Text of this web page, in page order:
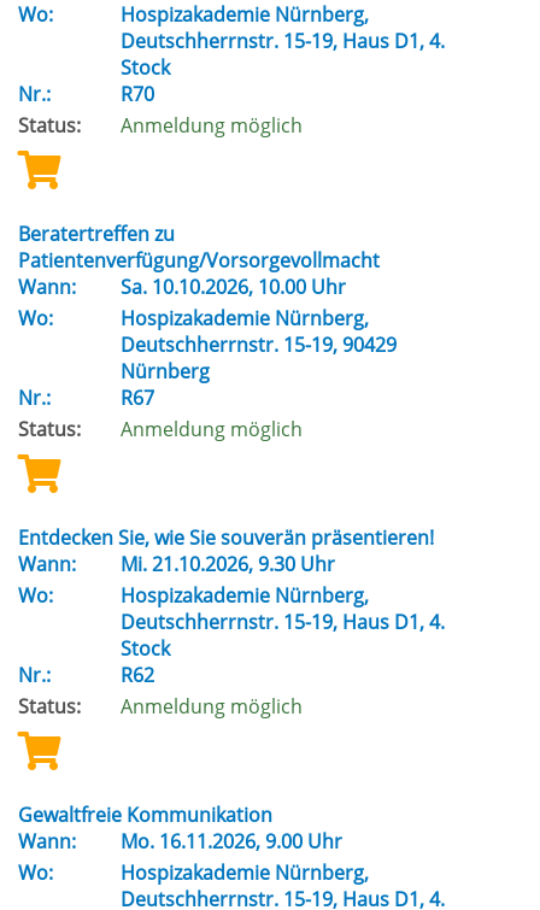
Wo:
Hospizakademie Nürnberg,
Deutschherrnstr. 15-19, Haus D1, 4.
Stock
Nr.:
R70
Status:
Anmeldung möglich
Beratertreffen zu
Patientenverfügung/Vorsorgevollmacht
Wann:
Sa. 10.10.2026, 10.00 Uhr
Wo:
Hospizakademie Nürnberg,
Deutschherrnstr. 15-19, 90429
Nürnberg
Nr.:
R67
Status:
Anmeldung möglich
Entdecken Sie, wie Sie souverän präsentieren!
Wann:
Mi.21.10.2026, 9.30 Uhr
Wo:
Hospizakademie Nürnberg,
Deutschherrnstr. 15-19, Haus D1, 4.
Stock
Nr.:
R62
Status:
Anmeldung möglich
Gewaltfreie Kommunikation
Wann:
Mo. 16.11.2026, 9.00 Uhr
Wo:
Hospizakademie Nürnberg,
Deutschherrnstr. 15-19, Haus D1, 4.